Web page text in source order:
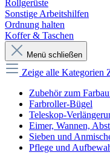
Rollgerüste
Sonstige Arbeitshilfen
Ordnung halten
Koffer & Taschen
Menü schließen
Zeige alle Kategorien
Zubehör zum
Farbroller-Bügel
Teleskop-
Eimer, Wannen,
Sieben und
Pflege und